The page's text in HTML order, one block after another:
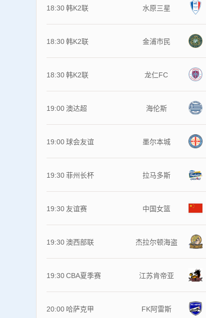
18:30韩K2联 水原三星
18:30韩K2联 金浦市民
18:30韩K2联 龙仁FC
19:00 澳达超 海伦斯
19:00球会友谊 墨尔本城
19:30菲州长杯 拉马多斯
19:30 友谊赛 中国女篮
19:30 澳西部联 杰拉尔顿海盗
19:30CBA夏季赛 江苏肯帝亚
20:00 哈萨克甲 FK阿雷斯